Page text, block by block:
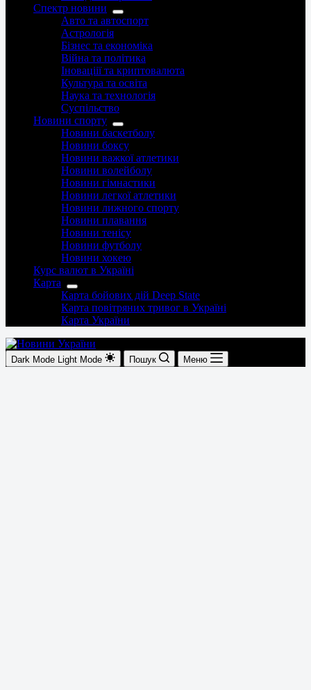
Спектр новини
Авто та автоспорт
Астрологія
Бізнес та економіка
Війна та політика
Іноваціії та криптовалюта
Культура та освіта
Наука та технологія
Суспільство
Новини спорту
Новини баскетболу
Новини боксу
Новини важкої атлетики
Новини волейболу
Новини гімнастики
Новини легкої атлетики
Новини лижного спорту
Новини плавання
Новини тенісу
Новини футболу
Новини хокею
Курс валют в Україні
Карта
Карта бойових дій Deep State
Карта повітряних тривог в Україні
Карта України
Dark Mode Light Mode Пошук Меню